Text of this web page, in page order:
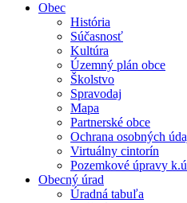
Obec
História
Súčasnosť
Kultúra
Územný plán obce
Školstvo
Spravodaj
Mapa
Partnerské obce
Ochrana osobných
Virtuálny cintorín
Pozemkové úpravy
Obecný úrad
Úradná tabuľa